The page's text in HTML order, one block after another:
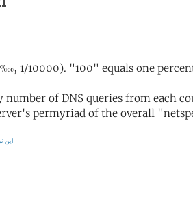
1/10000). "100" equals one
number of DNS queries from each
permyriad of the overall
این